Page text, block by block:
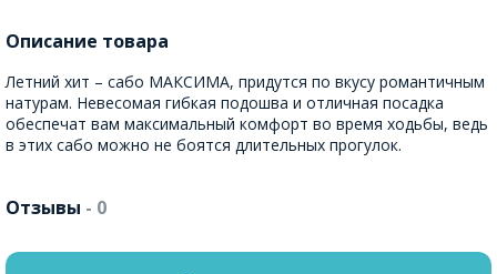
Описание товара
Летний хит – сабо МАКСИМА, придутся по вкусу романтичным
натурам. Невесомая гибкая подошва и отличная посадка
обеспечат вам максимальный комфорт во время ходьбы, ведь
в этих сабо можно не боятся длительных прогулок.
Отзывы - 0